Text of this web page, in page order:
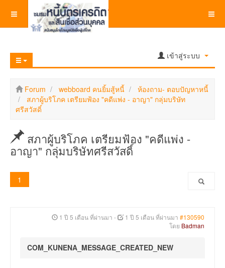
เข้าสู่ระบบ
Forum webboard คนยิ้มสู้หนี้
ห้องถาม- ตอบปัญหาหนี้
สภาผู้บริโภค เตรียมฟ้อง "คดีแพ่ง - อาญา" กลุ่มบริษัท
ศรีสวัสดิ์
สภาผู้บริโภค เตรียมฟ้อง "คดีแพ่ง -
อาญา" กลุ่มบริษัทศรีสวัสดิ์
1
1 ปี 5 เดือน ที่ผ่านมา - 1 ปี 5 เดือน ที่ผ่านมา #130590
โดย Badman
COM_KUNENA_MESSAGE_CREATED_NEW